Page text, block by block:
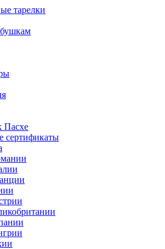
тарелки
Пасхе
сертификаты